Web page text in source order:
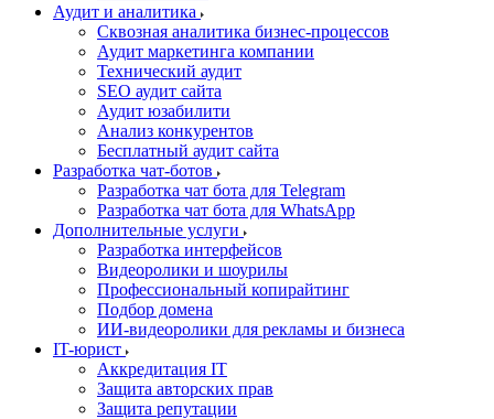
Аудит и аналитика
Сквозная аналитика бизнес-процессов
Аудит маркетинга компании
Технический аудит
SEO аудит сайта
Аудит юзабилити
Анализ конкурентов
Бесплатный аудит сайта
Разработка чат-ботов
Разработка чат бота для Telegram
Разработка чат бота для WhatsApp
Дополнительные услуги
Разработка интерфейсов
Видеоролики и шоурилы
Профессиональный копирайтинг
Подбор домена
ИИ-видеоролики для рекламы и бизнеса
IT-юрист
Аккредитация IT
Защита авторских прав
Защита репутации